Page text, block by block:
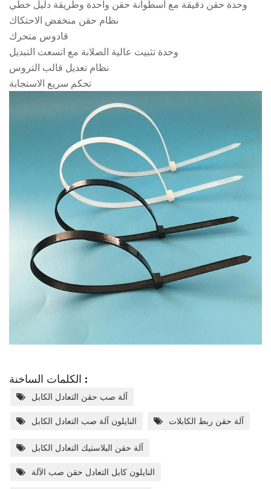
وحدة حقن دقيقة مع اسطوانة حقن واحدة وطريقة دليل خطي
نظام حقن منخفض الاحتكاك
قادوس متحرك
وحدة تثبيت عالية الصلابة مع اتسعت التبديل
نظام تعديل قالب التروس
تحكم سريع الاستجابة
الكلمات الساخنة :
آلة صب حقن التعادل الكابل
النايلون آلة صب التعادل الكابل آلة حقن ربط الكابلات
آلة حقن البلاستيك التعادل الكابل
النايلون كابل التعادل حقن صب الآلة